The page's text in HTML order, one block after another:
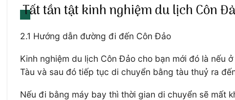
Tất tần tật kinh nghiệm du lịch Côn
2.1 Hướng dẫn đường đi đến Côn Đảo
Kinh nghiệm du lịch Côn Đảo cho bạn mới đó là nếu
Tàu và sau đó tiếp tục di chuyển bằng tàu thuỷ ra
Nếu đi bằng máy bay thì thời gian di chuyển sẽ mất